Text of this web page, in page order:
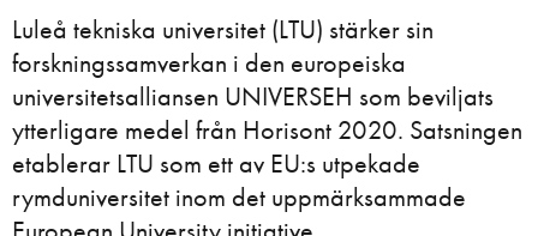
Luleå tekniska universitet (LTU) stärker sin
forskningssamverkan i den europeiska
universitetsalliansen UNIVERSEH som beviljats
ytterligare medel från Horisont 2020. Satsningen
etablerar LTU som ett av EU:s utpekade
rymduniversitet inom det uppmärksammade